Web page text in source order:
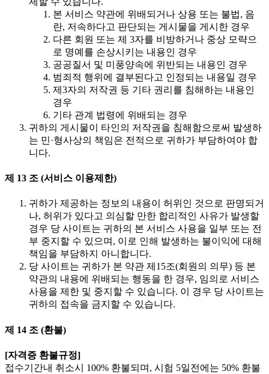
본 서비스 약관에 위배되거나 상용 또는 불법, 음
란, 저속하다고 판단되는 게시물을 게시한 경우
다른 회원 또는 제 3자를 비방하거나 중상 모략으
로 명예를 손상시키는 내용인 경우
공공질서 및 미풍양속에 위반되는 내용인 경우
범죄적 행위에 결부된다고 인정되는 내용일 경우
제3자의 저작권 등 기타 권리를 침해하는 내용인
경우
기타 관계 법령에 위배되는 경우
귀하의 게시물이 타인의 저작권을 침해함으로써 발생하
는 민·형사상의 책임은 전적으로 귀하가 부담하여야 합
니다.
제 13 조 (서비스 이용제한)
귀하가 제공하는 정보의 내용이 허위인 것으로 판명되거
나, 허위가 있다고 의심할 만한 합리적인 사유가 발생할
경우 당 사이트는 귀하의 본 서비스 사용을 일부 또는 전
부 중지할 수 있으며, 이로 인해 발생하는 불이익에 대해
책임을 부담하지 아니합니다.
당 사이트는 귀하가 본 약관 제15조(회원의 의무) 등 본
약관의 내용에 위배되는 행동을 한 경우, 임의로 서비스
사용을 제한 및 중지할 수 있습니다. 이 경우 당 사이트는
귀하의 접속을 금지할 수 있습니다.
제 14 조 (환불)
[자격증 환불규정]
접수기간내 취소시 100% 환불되며, 시험 5일전에는 50% 환불